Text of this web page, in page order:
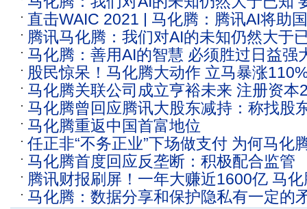
直击WAIC 2021 | 马化腾：腾讯AI将助
冲星
腾讯马化腾：我们对AI的未知仍然大于
马化腾：善用AI的智慧 必须胜过日益强
股民惊呆！马化腾大动作 立马暴涨
股价暴跌95%
马化腾关联公司成立亨裕未来 注册资本
马化腾曾回应腾讯大股东减持：称找股
友 这样忠实的很难找
马化腾重返中国首富地位
任正非“不务正业”下场做支付 为何马化
语？
马化腾首度回应反垄断：积极配合监管
腾讯财报刷屏！一年大赚近1600亿 马
垄断
马化腾：数据分享和保护隐私有一定的